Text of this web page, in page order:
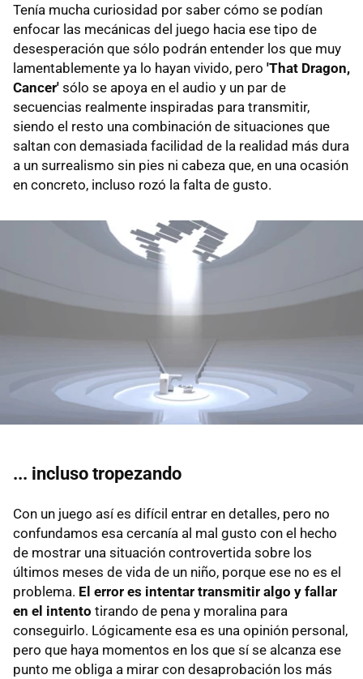
Tenía mucha curiosidad por saber cómo se podían
enfocar las mecánicas del juego hacia ese tipo de
desesperación que sólo podrán entender los que muy
lamentablemente ya lo hayan vivido, pero 'That Dragon,
Cancer' sólo se apoya en el audio y un par de
secuencias realmente inspiradas para transmitir,
siendo el resto una combinación de situaciones que
saltan con demasiada facilidad de la realidad más dura
a un surrealismo sin pies ni cabeza que, en una ocasión
en concreto, incluso rozó la falta de gusto.
... incluso tropezando
Con un juego así es difícil entrar en detalles, pero no
confundamos esa cercanía al mal gusto con el hecho
de mostrar una situación controvertida sobre los
últimos meses de vida de un niño, porque ese no es el
problema. El error es intentar transmitir algo y fallar
en el intento tirando de pena y moralina para
conseguirlo. Lógicamente esa es una opinión personal,
pero que haya momentos en los que sí se alcanza ese
punto me obliga a mirar con desaprobación los más